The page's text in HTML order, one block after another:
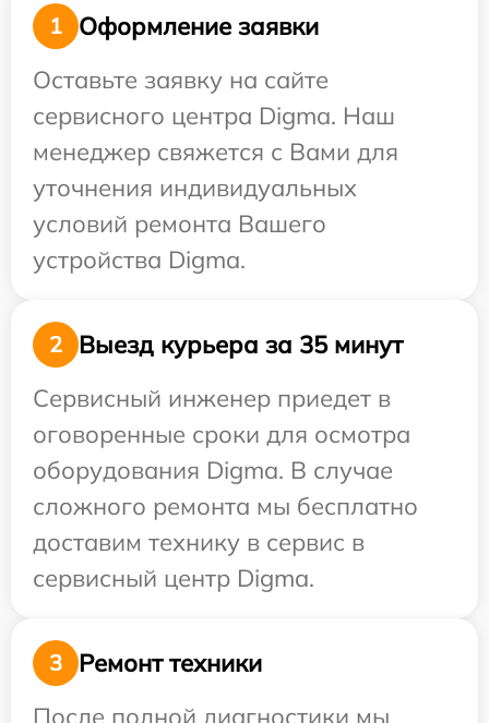
1
Оформление заявки
Оставьте заявку на сайте
сервисного центра Digma. Наш
менеджер свяжется с Вами для
уточнения индивидуальных
условий ремонта Вашего
устройства Digma.
2
Выезд курьера за 35 минут
Сервисный инженер приедет в
оговоренные сроки для осмотра
оборудования Digma. В случае
сложного ремонта мы бесплатно
доставим технику в сервис в
сервисный центр Digma.
3
Ремонт техники
После полной диагностики мы